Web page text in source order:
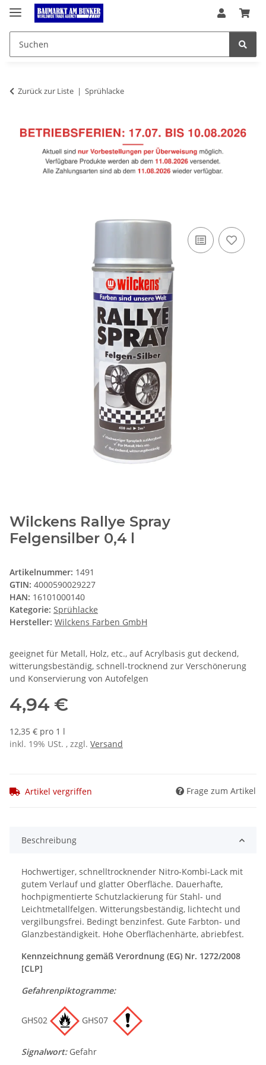
Zurück zur Liste Sprühlacke
Wilckens Rallye Spray
Felgensilber 0,4 l
Artikelnummer: 1491
GTIN: 4000590029227
HAN: 16101000140
Kategorie: Sprühlacke
Hersteller: Wilckens Farben GmbH
geeignet für Metall, Holz, etc., auf Acrylbasis gut deckend,
witterungsbeständig, schnell-trocknend zur Verschönerung
und Konservierung von Autofelgen
4,94 €
12,35 € pro 1 l
inkl. 19% USt. , zzgl. Versand
Artikel vergriffen Frage zum Artikel
Beschreibung
Hochwertiger, schnelltrocknender Nitro-Kombi-Lack mit
gutem Verlauf und glatter Oberfläche. Dauerhafte,
hochpigmentierte Schutzlackierung für Stahl- und
Leichtmetallfelgen. Witterungsbeständig, lichtecht und
vergilbungsfrei. Bedingt benzinfest. Gute Farbton- und
Glanzbeständigkeit. Hohe Oberflächenhärte, abriebfest.
Kennzeichnung gemäß Verordnung (EG) Nr. 1272/2008
[CLP]
Gefahrenpiktogramme:
GHS02 GHS07
Signalwort: Gefahr